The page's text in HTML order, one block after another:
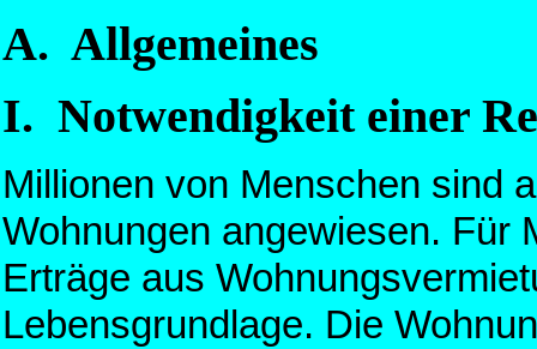
A. Allgemeines
I. Notwendigkeit einer
Millionen von Menschen sind
Wohnungen angewiesen. Für
Erträge aus
Lebensgrundlage. Die